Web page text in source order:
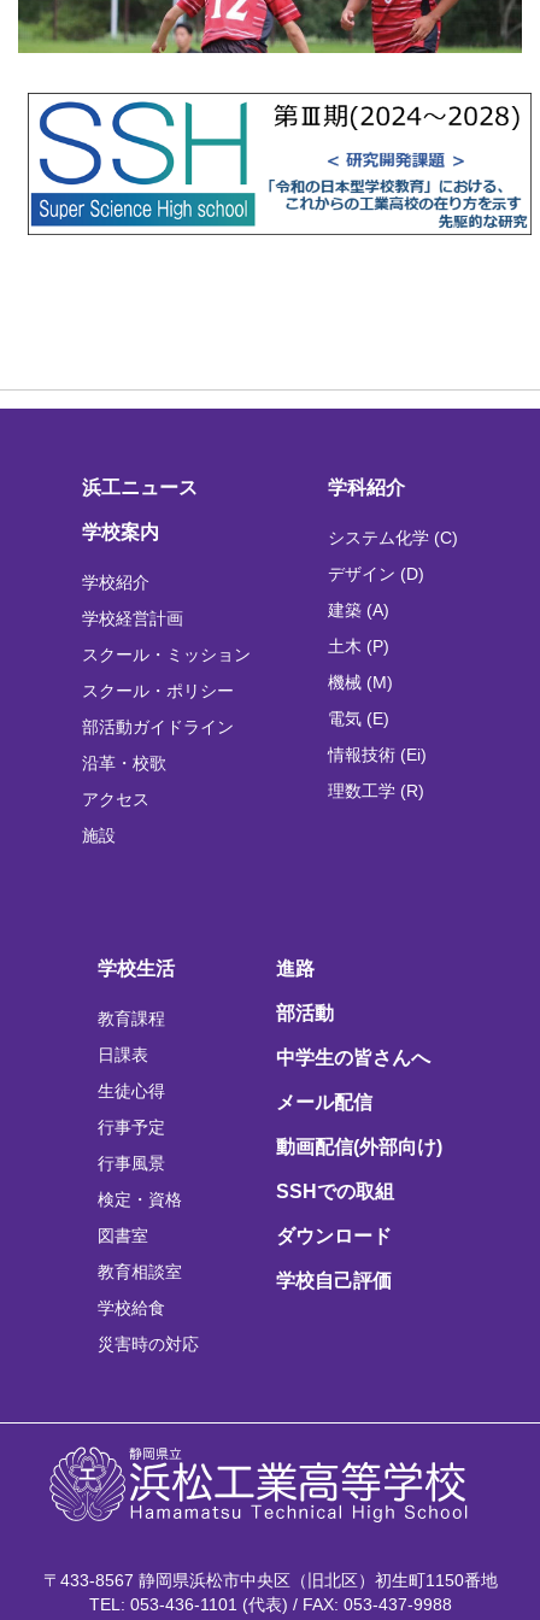
浜工ニュース
学校案内
学校紹介
学校経営計画
スクール・ミッション
スクール・ポリシー
部活動ガイドライン
沿革・校歌
アクセス
施設
学科紹介
システム化学 (C)
デザイン (D)
建築 (A)
土木 (P)
機械 (M)
電気 (E)
情報技術 (Ei)
理数工学 (R)
学校生活
教育課程
日課表
生徒心得
行事予定
行事風景
検定・資格
図書室
教育相談室
学校給食
災害時の対応
進路
部活動
中学生の皆さんへ
メール配信
動画配信(外部向け)
SSHでの取組
ダウンロード
学校自己評価
〒433-8567 静岡県浜松市中央区（旧北区）初生町1150番地
TEL: 053-436-1101 (代表) / FAX: 053-437-9988